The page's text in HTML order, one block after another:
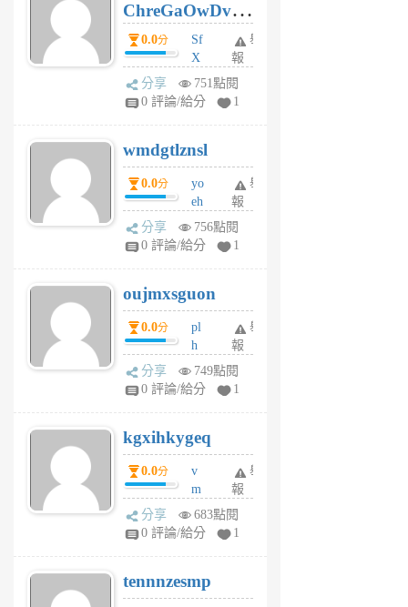
月
前
ChreGaOwDv
dY0.0分
Sf
X
Pe
Jc
R
P
m
v
A
V
個
月
前
舉
報
分享
751點閱
0 評論/給分
1
wmdgtlznsl
0.0分
yo
eh
ld
gy
個
月
前
舉
報
分享
756點閱
0 評論/給分
1
oujmxsguon
0.0分
pl
h
wi
w
6
個
月
前
舉
報
分享
749點閱
0 評論/給分
1
kgxihkygeq
0.0分
v
m
sg
sr
6
個
舉
報
分享
683點閱
0 評論/給分
1
tennnzesmp